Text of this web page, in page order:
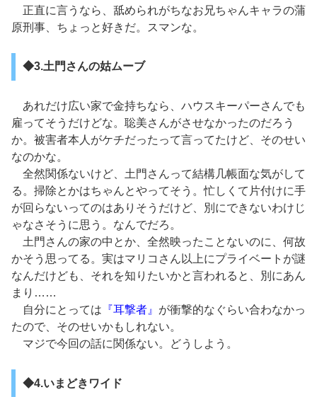
正直に言うなら、舐められがちなお兄ちゃんキャラの蒲
原刑事、ちょっと好きだ。スマンな。
◆3.土門さんの姑ムーブ
あれだけ広い家で金持ちなら、ハウスキーパーさんでも
雇ってそうだけどな。聡美さんがさせなかったのだろう
か。被害者本人がケチだったって言ってたけど、そのせい
なのかな。
全然関係ないけど、土門さんって結構几帳面な気がして
る。掃除とかはちゃんとやってそう。忙しくて片付けに手
が回らないってのはありそうだけど、別にできないわけじ
ゃなさそうに思う。なんでだろ。
土門さんの家の中とか、全然映ったことないのに、何故
かそう思ってる。実はマリコさん以上にプライベートが謎
なんだけども、それを知りたいかと言われると、別にあん
まり……
自分にとっては 『耳撃者』 が衝撃的なぐらい合わなかっ
たので、そのせいかもしれない。
マジで今回の話に関係ない。どうしよう。
◆4.いまどきワイド